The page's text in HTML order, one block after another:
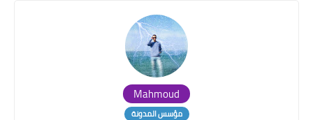
Mahmoud
مؤسس المدونة